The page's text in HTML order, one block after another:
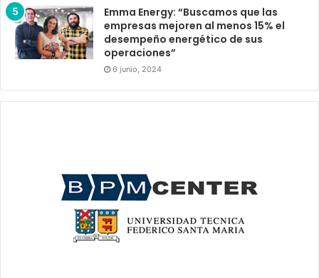
Emma Energy: “Buscamos que las
empresas mejoren al menos 15% el
desempeño energético de sus
operaciones”
6 junio, 2024